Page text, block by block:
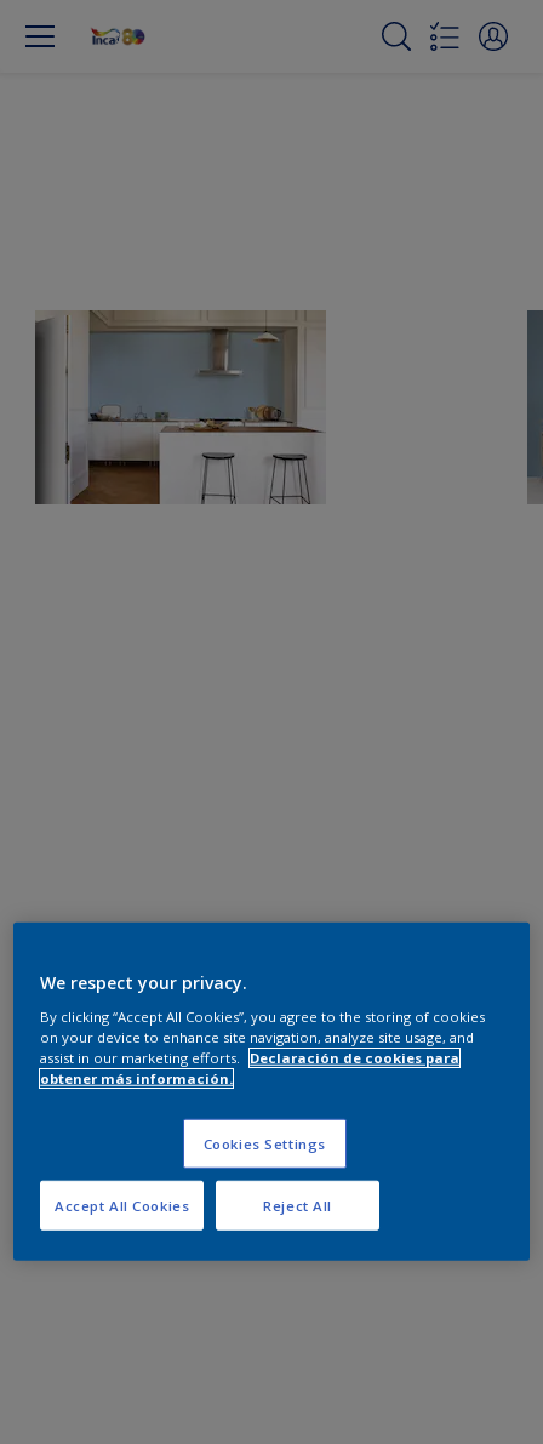
We respect your privacy.
By clicking “Accept All Cookies”, you agree to the storing of cookies
on your device to enhance site navigation, analyze site usage, and
assist in our marketing efforts.
Declaración de cookies para
obtener más información.
Cookies Settings
Reject All
Accept All Cookies